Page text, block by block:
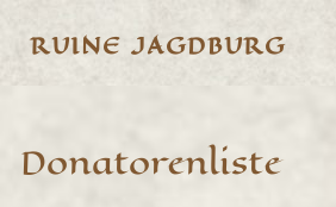
RUINE JAGDBURG
Donatoren­liste